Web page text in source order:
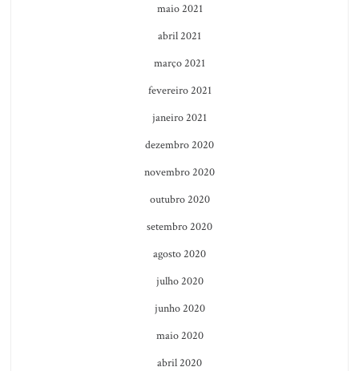
maio 2021
abril 2021
março 2021
fevereiro 2021
janeiro 2021
dezembro 2020
novembro 2020
outubro 2020
setembro 2020
agosto 2020
julho 2020
junho 2020
maio 2020
abril 2020